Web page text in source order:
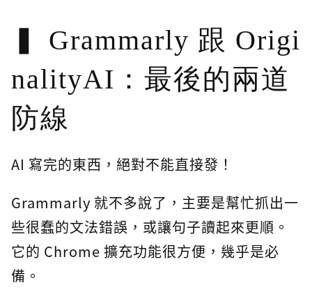
Grammarly 跟 Origi
nalityAI：最後的兩道
防線
AI 寫完的東西，絕對不能直接發！
Grammarly 就不多說了，主要是幫忙抓出一
些很蠢的文法錯誤，或讓句子讀起來更順。
它的 Chrome 擴充功能很方便，幾乎是必
備。